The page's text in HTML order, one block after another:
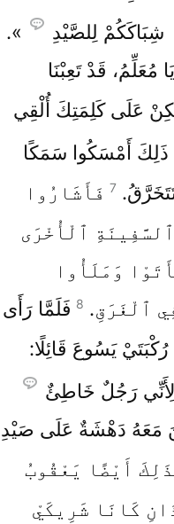
شِبَاكَكُمْ لِلصَّيْدِ ».
قَدْ تَعِبْنَا
عَلَى كَلِمَتِكَ أُلْقِي
ذَلِكَ أَمْسَكُوا سَمَكًا
7 فَأَشَارُوا
ٱلْأُخْرَى
وَمَلَأُوا
ٱلْغَرَقِ. 8 فَلَمَّا رَأَى
يَسُوعَ قَائِلًا:
رَجُلٌ خَاطِئٌ
مَعَهُ دَهْشَةٌ عَلَى صَيْدِ
أَيْضًا يَعْقُوبُ
كَانَا شَرِيكَيْ